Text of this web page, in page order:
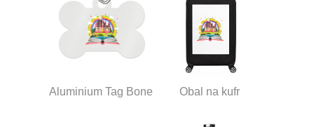
Aluminium Tag Bone Obal na kufr